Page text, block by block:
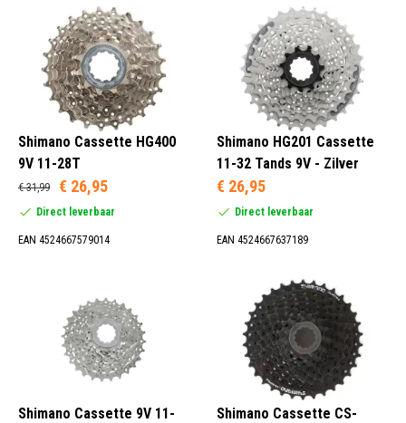
Shimano Cassette HG400
9V 11-28T
€ 31,99 € 26,95
Direct leverbaar
EAN 4524667579014
Shimano HG201 Cassette
11-32 Tands 9V - Zilver
€ 26,95
Direct leverbaar
EAN 4524667637189
Shimano Cassette 9V 11-
Shimano Cassette CS-